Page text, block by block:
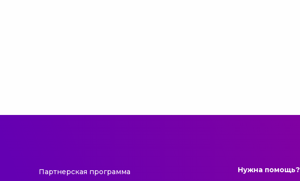
Партнерская программа
Нужна помощь?